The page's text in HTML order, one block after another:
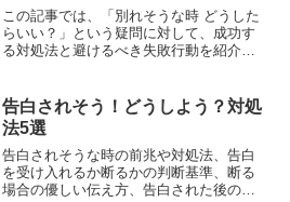
この記事では、「別れそうな時 どうした
らいい？」という疑問に対して、成功す
る対処法と避けるべき失敗行動を紹介し
行動、別れのサインを見逃さない方法、
心理とその対処法、効果的なコミュニケ
ーション術、関係修復のためのステップ
について詳しく解説します。
告白されそう！どうしよう？対処
法5選
告白されそうな時の前兆や対処法、告白
を受け入れるか断るかの判断基準、断る
場合の優しい伝え方、告白された後の関